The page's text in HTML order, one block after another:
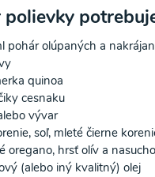
Zobraziť
polievky
pohár olúpaných a
quinoa
cesnaku
vývar
soľ, mleté čierne
oregano, hrsť olív a
(alebo iný kvalitný) olej
newsletteru a